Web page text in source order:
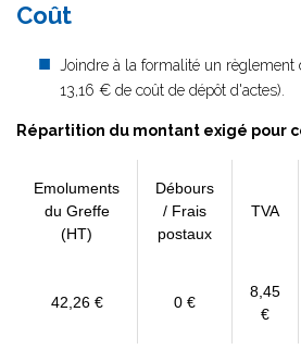
Coût
Joindre à la formalité un règlement
13,16 € de coût de dépôt d'actes).
Répartition du montant exigé pour
Emoluments
du Greffe
(HT)
Débours
/ Frais
postaux
TVA
42,26 € 0 €
8,45
€